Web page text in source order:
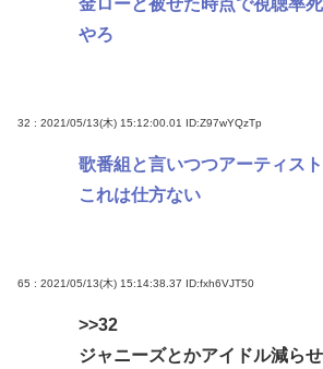
金ローと被せた時点で視聴率
やろ
32 : 2021/05/13(木) 15:12:00.01 ID:Z97wYQzTp
歌番組と言いつつアーティス
これは仕方ない
65 : 2021/05/13(木) 15:14:38.37 ID:fxh6VJT50
>>32
ジャニーズとかアイドル減ら